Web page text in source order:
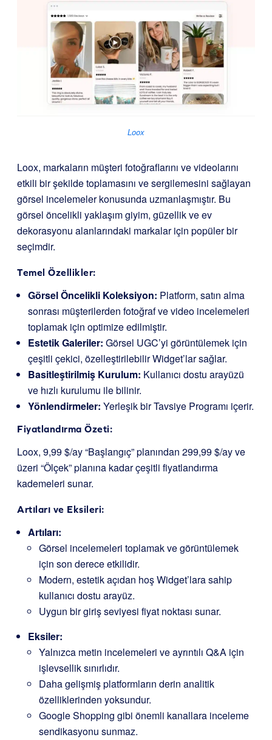
Loox
Loox, markaların müşteri fotoğraflarını ve videolarını
etkili bir şekilde toplamasını ve sergilemesini sağlayan
görsel incelemeler konusunda uzmanlaşmıştır. Bu
görsel öncelikli yaklaşım giyim, güzellik ve ev
dekorasyonu alanlarındaki markalar için popüler bir
seçimdir.
Temel Özellikler:
Görsel Öncelikli Koleksiyon: Platform, satın alma
sonrası müşterilerden fotoğraf ve video incelemeleri
toplamak için optimize edilmiştir.
Estetik Galeriler: Görsel UGC’yi görüntülemek için
çeşitli çekici, özelleştirilebilir Widget’lar sağlar.
Basitleştirilmiş Kurulum: Kullanıcı dostu arayüzü
ve hızlı kurulumu ile bilinir.
Yönlendirmeler: Yerleşik bir Tavsiye Programı içerir.
Fiyatlandırma Özeti:
Loox, 9,99 $/ay “Başlangıç” planından 299,99 $/ay ve
üzeri “Ölçek” planına kadar çeşitli fiyatlandırma
kademeleri sunar.
Artıları ve Eksileri:
Artıları:
Görsel incelemeleri toplamak ve görüntülemek
için son derece etkilidir.
Modern, estetik açıdan hoş Widget’lara sahip
kullanıcı dostu arayüz.
Uygun bir giriş seviyesi fiyat noktası sunar.
Eksiler:
Yalnızca metin incelemeleri ve ayrıntılı Q&A için
işlevsellik sınırlıdır.
Daha gelişmiş platformların derin analitik
özelliklerinden yoksundur.
Google Shopping gibi önemli kanallara inceleme
sendikasyonu sunmaz.